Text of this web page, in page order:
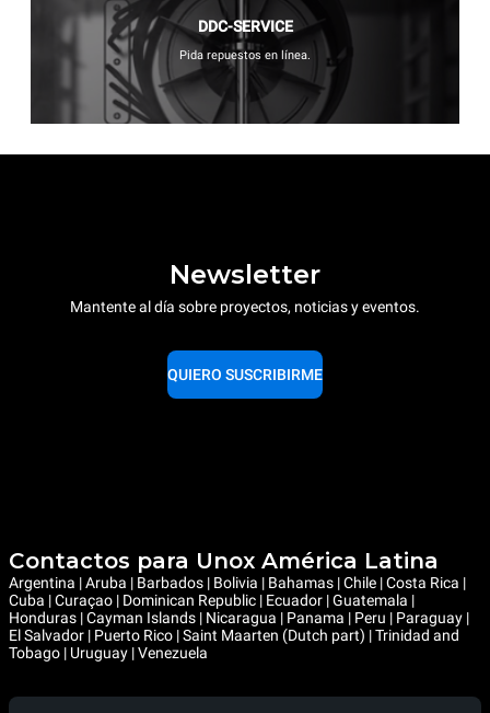
DDC-SERVICE
Pida repuestos en línea.
Newsletter
Mantente al día sobre proyectos, noticias y eventos.
QUIERO SUSCRIBIRME
Contactos para Unox América Latina
Argentina | Aruba | Barbados | Bolivia | Bahamas | Chile | Costa Rica |
Cuba | Curaçao | Dominican Republic | Ecuador | Guatemala |
Honduras | Cayman Islands | Nicaragua | Panama | Peru | Paraguay |
El Salvador | Puerto Rico | Saint Maarten (Dutch part) | Trinidad and
Tobago | Uruguay | Venezuela